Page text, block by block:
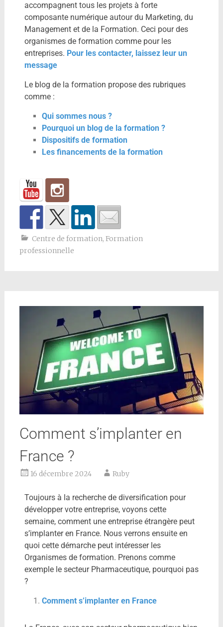
accompagnent tous les projets à forte
composante numérique autour du Marketing, du
Management et de la Formation. Ceci pour des
organismes de formation comme pour les
entreprises. Pour les contacter, laissez leur un
message
Le blog de la formation propose des rubriques
comme :
Qui sommes nous ?
Pourquoi un blog de la formation ?
Dispositifs de formation
Les financements de la formation
Centre de formation, Formation
professionnelle
Comment s’implanter en
France ?
16 décembre 2024 Ruby
Toujours à la recherche de diversification pour
développer votre entreprise, voyons cette
semaine, comment une entreprise étrangère peut
s’implanter en France. Nous verrons ensuite en
quoi cette démarche peut intéresser les
Organismes de formation. Prenons comme
exemple le secteur Pharmaceutique, pourquoi pas
?
Comment s’implanter en France